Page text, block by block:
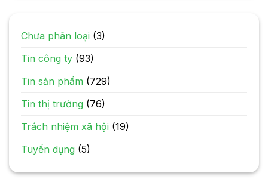
Chưa phân loại (3)
Tin công ty (93)
Tin sản phẩm (729)
Tin thị trường (76)
Trách nhiệm xã hội (19)
Tuyển dụng (5)